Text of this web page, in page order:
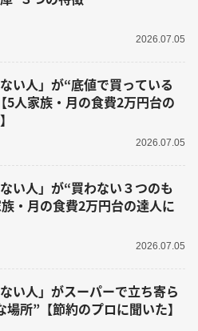
2026.07.05
ない人」が“底値で買っている
5人家族・月の食費2万円台の
2026.07.05
ない人」が“買わない３つのも
・月の食費2万円台の達人に
2026.07.05
ない人」がスーパーで立ち寄ら
場所”【節約のプロに聞いた】